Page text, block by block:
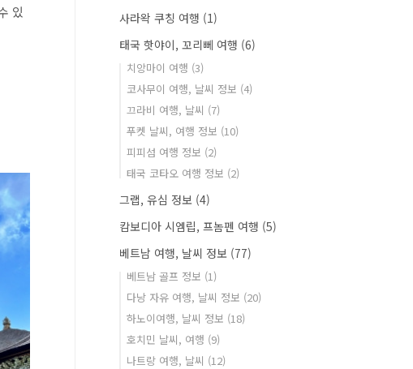
있
사라왁 쿠칭 여행 (1)
태국 핫야이, 꼬리뻬 여행 (6)
치앙마이 여행 (3)
코사무이 여행, 날씨 정보 (4)
끄라비 여행, 날씨 (7)
푸켓 날씨, 여행 정보 (10)
피피섬 여행 정보 (2)
태국 코타오 여행 정보 (2)
그랩, 유심 정보 (4)
캄보디아 시엠립, 프놈펜 여행 (5)
베트남 여행, 날씨 정보 (77)
베트남 골프 정보 (1)
다낭 자유 여행, 날씨 정보 (20)
하노이여행, 날씨 정보 (18)
호치민 날씨, 여행 (9)
나트랑 여행, 날씨 (12)